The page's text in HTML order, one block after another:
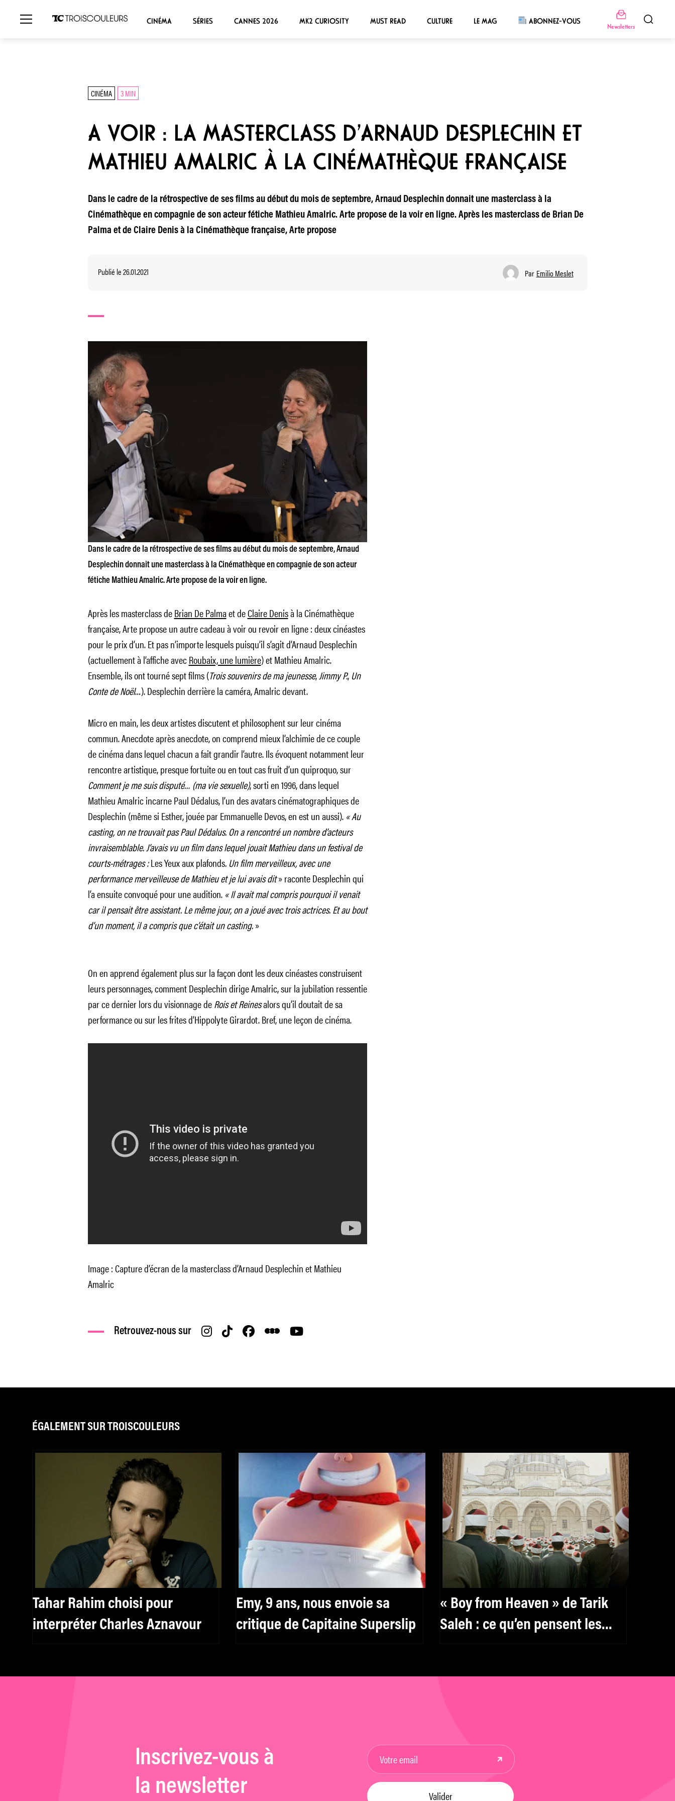
CINÉMA SÉRIES CANNES 2026 MK2 CURIOSITY MUST READ CULTURE LE MAG ABONNEZ-VOUS
Newsletters
CINÉMA 3 MIN
A VOIR : LA MASTERCLASS D’ARNAUD DESPLECHIN ET
MATHIEU AMALRIC À LA CINÉMATHÈQUE FRANÇAISE
Dans le cadre de la rétrospective de ses films au début du mois de septembre, Arnaud Desplechin donnait une masterclass à la
Cinémathèque en compagnie de son acteur fétiche Mathieu Amalric. Arte propose de la voir en ligne. Après les masterclass de Brian De
Palma et de Claire Denis à la Cinémathèque française, Arte propose
Publié le 26.01.2021 Par Emilio Meslet
Dans le cadre de la rétrospective de ses films au début du mois de septembre, Arnaud
Desplechin donnait une masterclass à la Cinémathèque en compagnie de son acteur
fétiche Mathieu Amalric. Arte propose de la voir en ligne.
Après les masterclass deBrian De Palmaet deClaire Denisà la Cinémathèque
française, Arte propose un autre cadeau à voir ou revoir en ligne : deux cinéastes
pour le prix d’un. Et pas n’importe lesquels puisqu’il s’agit d’Arnaud Desplechin
(actuellement à l’affiche avecRoubaix, une lumière) et Mathieu Amalric.
Ensemble, ils ont tourné sept films (Trois souvenirs de ma jeunesse,Jimmy P., Un
Conte de Noël…). Desplechin derrière la caméra, Amalric devant.
Micro en main, les deux artistes discutent et philosophent sur leur cinéma
commun. Anecdote après anecdote, on comprend mieux l’alchimie de ce couple
de cinéma dans lequel chacun a fait grandir l’autre. Ils évoquent notamment leur
rencontre artistique, presque fortuite ou en tout cas fruit d’un quiproquo, sur
Comment je me suis disputé… (ma vie sexuelle), sorti en 1996, dans lequel
Mathieu Amalric incarne Paul Dédalus, l’un des avatars cinématographiques de
Desplechin (même si Esther, jouée par Emmanuelle Devos, en est un aussi). « Au
casting, on ne trouvait pas Paul Dédalus. On a rencontré un nombre d’acteurs
invraisemblable. J’avais vu un film dans lequel jouait Mathieu dans un festival de
courts-métrages :Les Yeux aux plafonds. Un film merveilleux, avec une
performance merveilleuse de Mathieu et je lui avais dit» raconte Desplechin qui
l’a ensuite convoqué pour une audition. «Il avait mal compris pourquoi il venait
car il pensait être assistant. Le même jour, on a joué avec trois actrices. Et au bout
d’un moment, il a compris que c’était un casting.»
On en apprend également plus sur la façon dont les deux cinéastes construisent
leurs personnages, comment Desplechin dirige Amalric, sur la jubilation ressentie
par ce dernier lors du visionnage deRois et Reinesalors qu’il doutait de sa
performance ou sur les frites d’Hippolyte Girardot. Bref, une leçon de cinéma.
Image : Capture d’écran de la masterclass d’Arnaud Desplechin et Mathieu
Amalric
Retrouvez-nous sur
ÉGALEMENT SUR TROISCOULEURS
Tahar Rahim choisi pour
interpréter Charles Aznavour
Emy, 9 ans, nous envoie sa
critique de Capitaine Superslip
« Boy from Heaven » de Tarik
Saleh : ce qu’en pensent les
Inscrivez-vous à
la newsletter